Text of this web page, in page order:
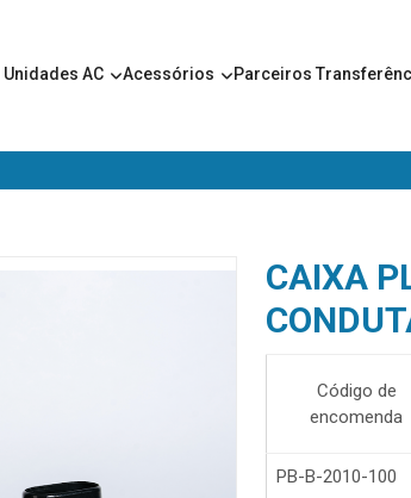
Unidades AC Acessórios Parceiros
CAIXA
Código de
encomenda
PB-B-2010-100